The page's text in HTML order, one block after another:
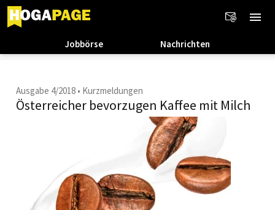
Jobbörse Nachrichten
Ausgabe 4/2018 • Kurzmeldungen
Österreicher bevorzugen Kaffee mit Milch